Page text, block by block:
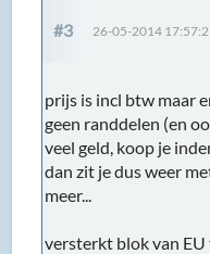
#3 26-05-2014
prijs is incl btw maar
geen randdelen (en
veel geld, koop je
dan zit je dus weer
meer...
versterkt blok van EU